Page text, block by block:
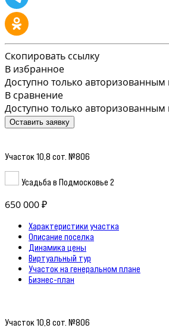
Скопировать ссылку
В избранное
Доступно только авторизованным
В сравнение
Доступно только авторизованным
Оставить заявку
Участок 10,8 сот. №806
Усадьба в Подмосковье 2
650 000 ₽
Характеристики участка
Описание поселка
Динамика цены
Виртуальный тур
Участок на генеральном плане
Бизнес-план
Участок 10,8 сот. №806